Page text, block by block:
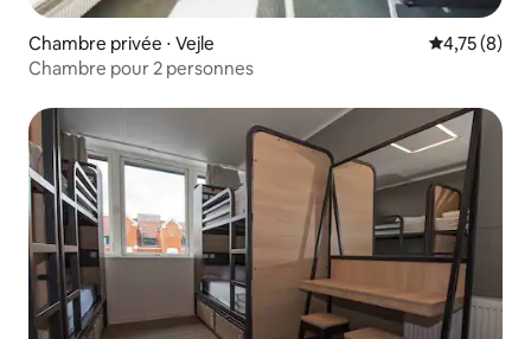
Chambre privée ⋅ Vejle Évaluation
4,75 (8)
Chambre pour 2 personnes